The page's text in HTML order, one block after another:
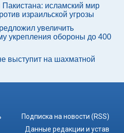
исламский мир
израильской угрозы
увеличить
укрепления обороны до 400
выступит на шахматной
Подписка на новости (RSS)
Данные редакции и устав